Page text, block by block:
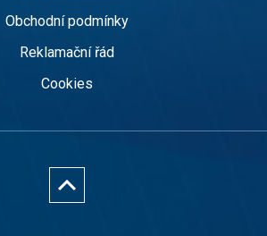
Obchodní podmínky
Reklamační řád
Cookies